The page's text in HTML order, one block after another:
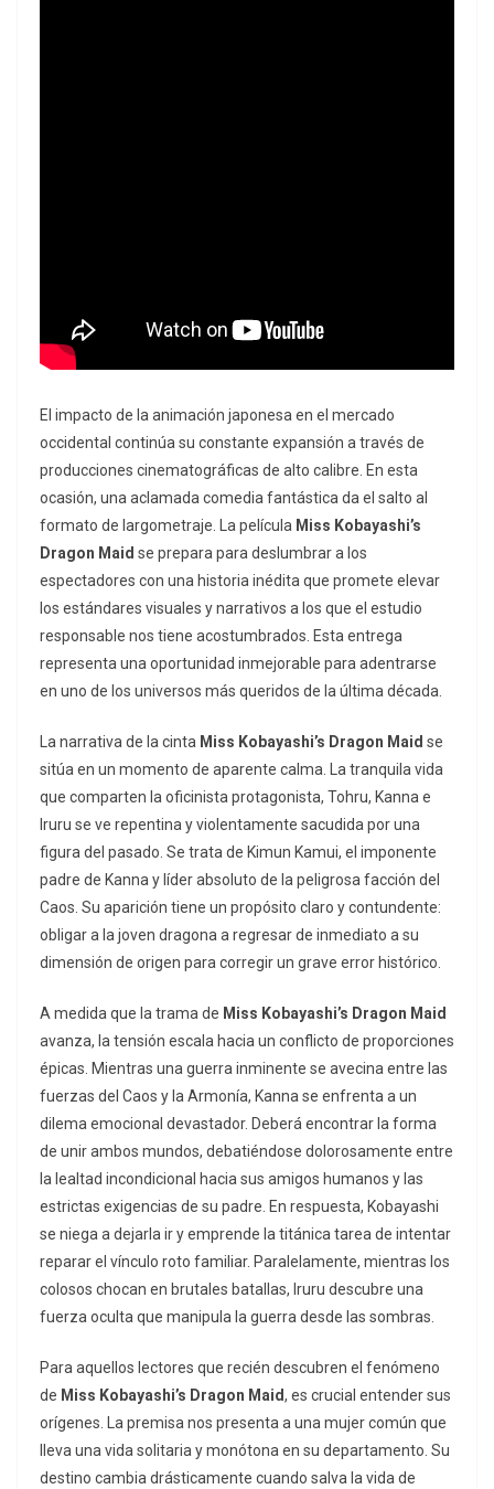
El impacto de la animación japonesa en el mercado
occidental continúa su constante expansión a través de
producciones cinematográficas de alto calibre. En esta
ocasión, una aclamada comedia fantástica da el salto al
formato de largometraje. La película Miss Kobayashi’s
Dragon Maid se prepara para deslumbrar a los
espectadores con una historia inédita que promete elevar
los estándares visuales y narrativos a los que el estudio
responsable nos tiene acostumbrados. Esta entrega
representa una oportunidad inmejorable para adentrarse
en uno de los universos más queridos de la última década.
La narrativa de la cinta Miss Kobayashi’s Dragon Maid se
sitúa en un momento de aparente calma. La tranquila vida
que comparten la oficinista protagonista, Tohru, Kanna e
Iruru se ve repentina y violentamente sacudida por una
figura del pasado. Se trata de Kimun Kamui, el imponente
padre de Kanna y líder absoluto de la peligrosa facción del
Caos. Su aparición tiene un propósito claro y contundente:
obligar a la joven dragona a regresar de inmediato a su
dimensión de origen para corregir un grave error histórico.
A medida que la trama de Miss Kobayashi’s Dragon Maid
avanza, la tensión escala hacia un conflicto de proporciones
épicas. Mientras una guerra inminente se avecina entre las
fuerzas del Caos y la Armonía, Kanna se enfrenta a un
dilema emocional devastador. Deberá encontrar la forma
de unir ambos mundos, debatiéndose dolorosamente entre
la lealtad incondicional hacia sus amigos humanos y las
estrictas exigencias de su padre. En respuesta, Kobayashi
se niega a dejarla ir y emprende la titánica tarea de intentar
reparar el vínculo roto familiar. Paralelamente, mientras los
colosos chocan en brutales batallas, Iruru descubre una
fuerza oculta que manipula la guerra desde las sombras.
Para aquellos lectores que recién descubren el fenómeno
de Miss Kobayashi’s Dragon Maid, es crucial entender sus
orígenes. La premisa nos presenta a una mujer común que
lleva una vida solitaria y monótona en su departamento. Su
destino cambia drásticamente cuando salva la vida de